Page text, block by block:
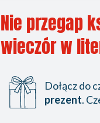
Nie przegap
wieczór w
Dołącz do
prezent.